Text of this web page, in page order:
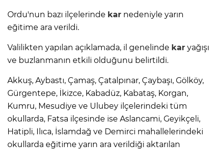
Ordu'nun bazı ilçelerinde kar nedeniyle yarın
eğitime ara verildi.
Valilikten yapılan açıklamada, il genelinde kar yağışı
ve buzlanmanın etkili olduğunu belirtildi.
Akkuş, Aybastı, Çamaş, Çatalpınar, Çaybaşı, Gölköy,
Gürgentepe, İkizce, Kabadüz, Kabataş, Korgan,
Kumru, Mesudiye ve Ulubey ilçelerindeki tüm
okullarda, Fatsa ilçesinde ise Aslancami, Geyikçeli,
Hatipli, Ilıca, İslamdağ ve Demirci mahallelerindeki
okullarda eğitime yarın ara verildiği aktarılan